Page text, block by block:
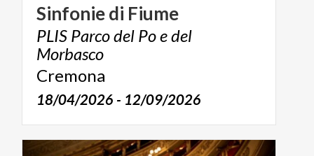
Sinfoniedi Fiume
PLIS Parco del Po e del
Morbasco
Cremona
18/04/2026 - 12/09/2026